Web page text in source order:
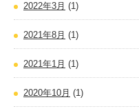
2022年3月 (1)
2021年8月 (1)
2021年1月 (1)
2020年10月 (1)